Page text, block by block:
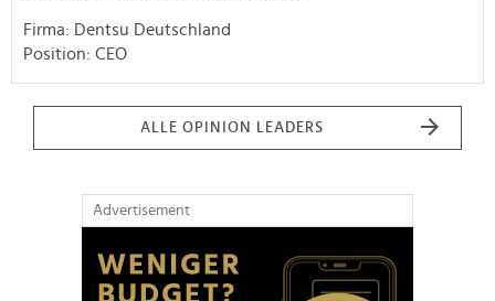
Firma: Dentsu Deutschland
Position: CEO
ALLE OPINION LEADERS
Advertisement